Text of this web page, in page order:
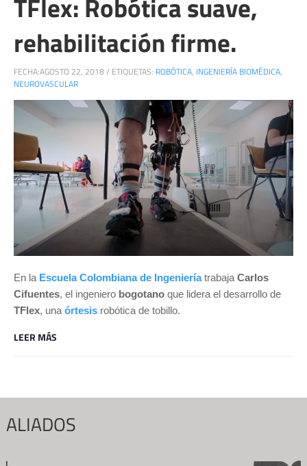
rehabilitación firme.
FECHA:AGOSTO 22, 2018/ ETIQUETAS: ROBÓTICA, INGENIERÍA BIOMÉDICA,
NEUROVASCULAR
En la Escuela Colombiana de Ingeniería trabaja Carlos
Cifuentes, el ingeniero bogotano
TFlex, una órtesis robótica de tobillo.
LEER MÁS
ALIADOS